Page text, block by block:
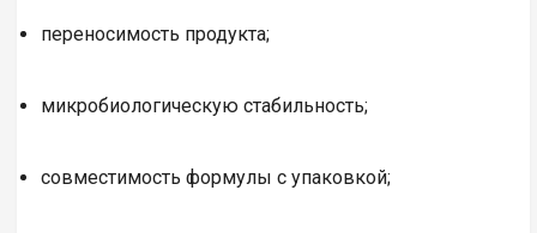
переносимость продукта;
микробиологическую стабильность;
совместимость формулы с упаковкой;